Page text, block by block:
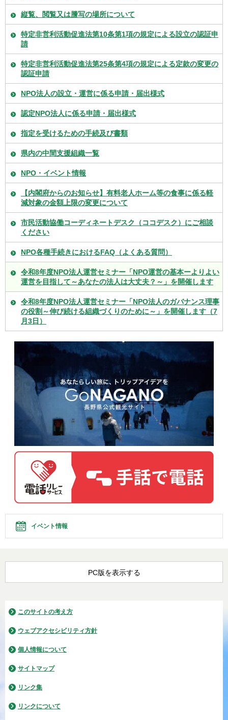
縦覧、閲覧又は謄写の場所について
特定非営利活動促進法第10条第1項の規定による設立の認証申
請
特定非営利活動促進法第25条第4項の規定による定款の変更の
認証申請
NPO法人の設立・運営に係る申請・届出様式
認定NPO法人に係る申請・届出様式
指定を受けるための手続及び書類
県内の中間支援組織一覧
NPO・イベント情報
【内閣府からのお知らせ】有料老人ホーム等の食事に係る軽
減対象の金額上限の変更について
市民活動協働コーディネートデスク（ココデスク）にご相談
ください
NPO各種手続きにおけるFAQ（よくある質問）
令和8年度NPO法人運営セミナー「NPO運営の基本ーよりよい
運営を目指して～あなたの法人は大丈夫？～」を開催します
令和8年度NPO法人運営セミナー「NPO法人のガバナンス理事
の役割～伸び続ける組織づくりのために～」を開催します（7
月3日）
イベント情報
PC版を表示する
このサイトの考え方
ウェブアクセシビリティ方針
個人情報について
サイトマップ
リンク集
リンクについて